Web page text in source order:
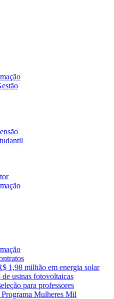
1,98 milhão em energia solar
de usinas fotovoltaicas
para professores
Mulheres Mil